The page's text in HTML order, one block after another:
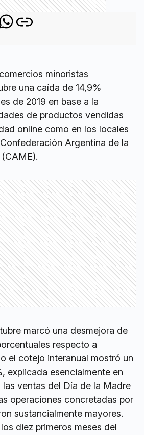
minoristas
una caída de 14,9%
de 2019 en base a la
de productos vendidas
online como en los locales
Argentina de la
marcó una desmejora de
respecto a
el cotejo interanual mostró un
explicada esencialmente en
ventas del Día de la Madre
operaciones concretadas por
sustancialmente mayores.
diez primeros meses del